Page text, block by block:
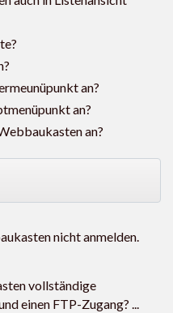
an?
an?
an?
nicht anmelden.
vollständige
einen FTP-Zugang? ...